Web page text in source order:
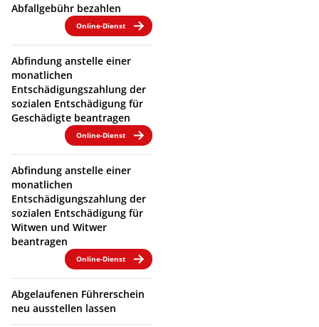
Abfallgebühr bezahlen
Online-Dienst
Abfindung anstelle einer
monatlichen
Entschädigungszahlung der
sozialen Entschädigung für
Geschädigte beantragen
Online-Dienst
Abfindung anstelle einer
monatlichen
Entschädigungszahlung der
sozialen Entschädigung für
Witwen und Witwer
beantragen
Online-Dienst
Abgelaufenen Führerschein
neu ausstellen lassen